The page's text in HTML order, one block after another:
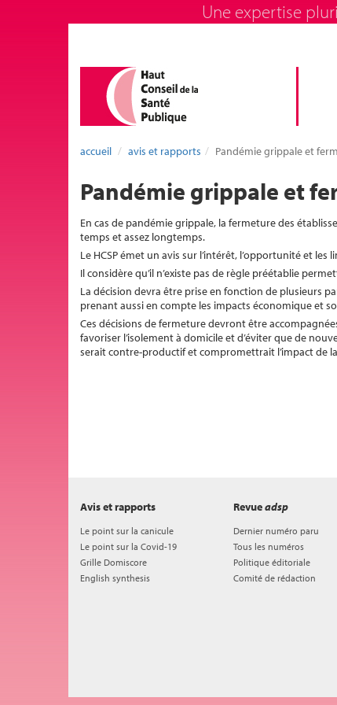
Une expertise
accueil avis et rapports Pandémie grippale et
Pandémie grippale et
En cas de pandémie grippale, la fermeture des
temps et assez longtemps.
Le HCSP émet un avis sur l’intérêt, l’opportunité et les
Il considère qu’il n’existe pas de règle préétablie
La décision devra être prise en fonction de plusieurs
prenant aussi en compte les impacts économique et
Ces décisions de fermeture devront être
favoriser l’isolement à domicile et d’éviter que de
serait contre-productif et compromettrait l’impact de
Avis et rapports
Le point sur la canicule
Le point sur la Covid-19
Grille Domiscore
English synthesis
Revueadsp
Dernier numéro paru
Tous les numéros
Politique éditoriale
Comité de rédaction